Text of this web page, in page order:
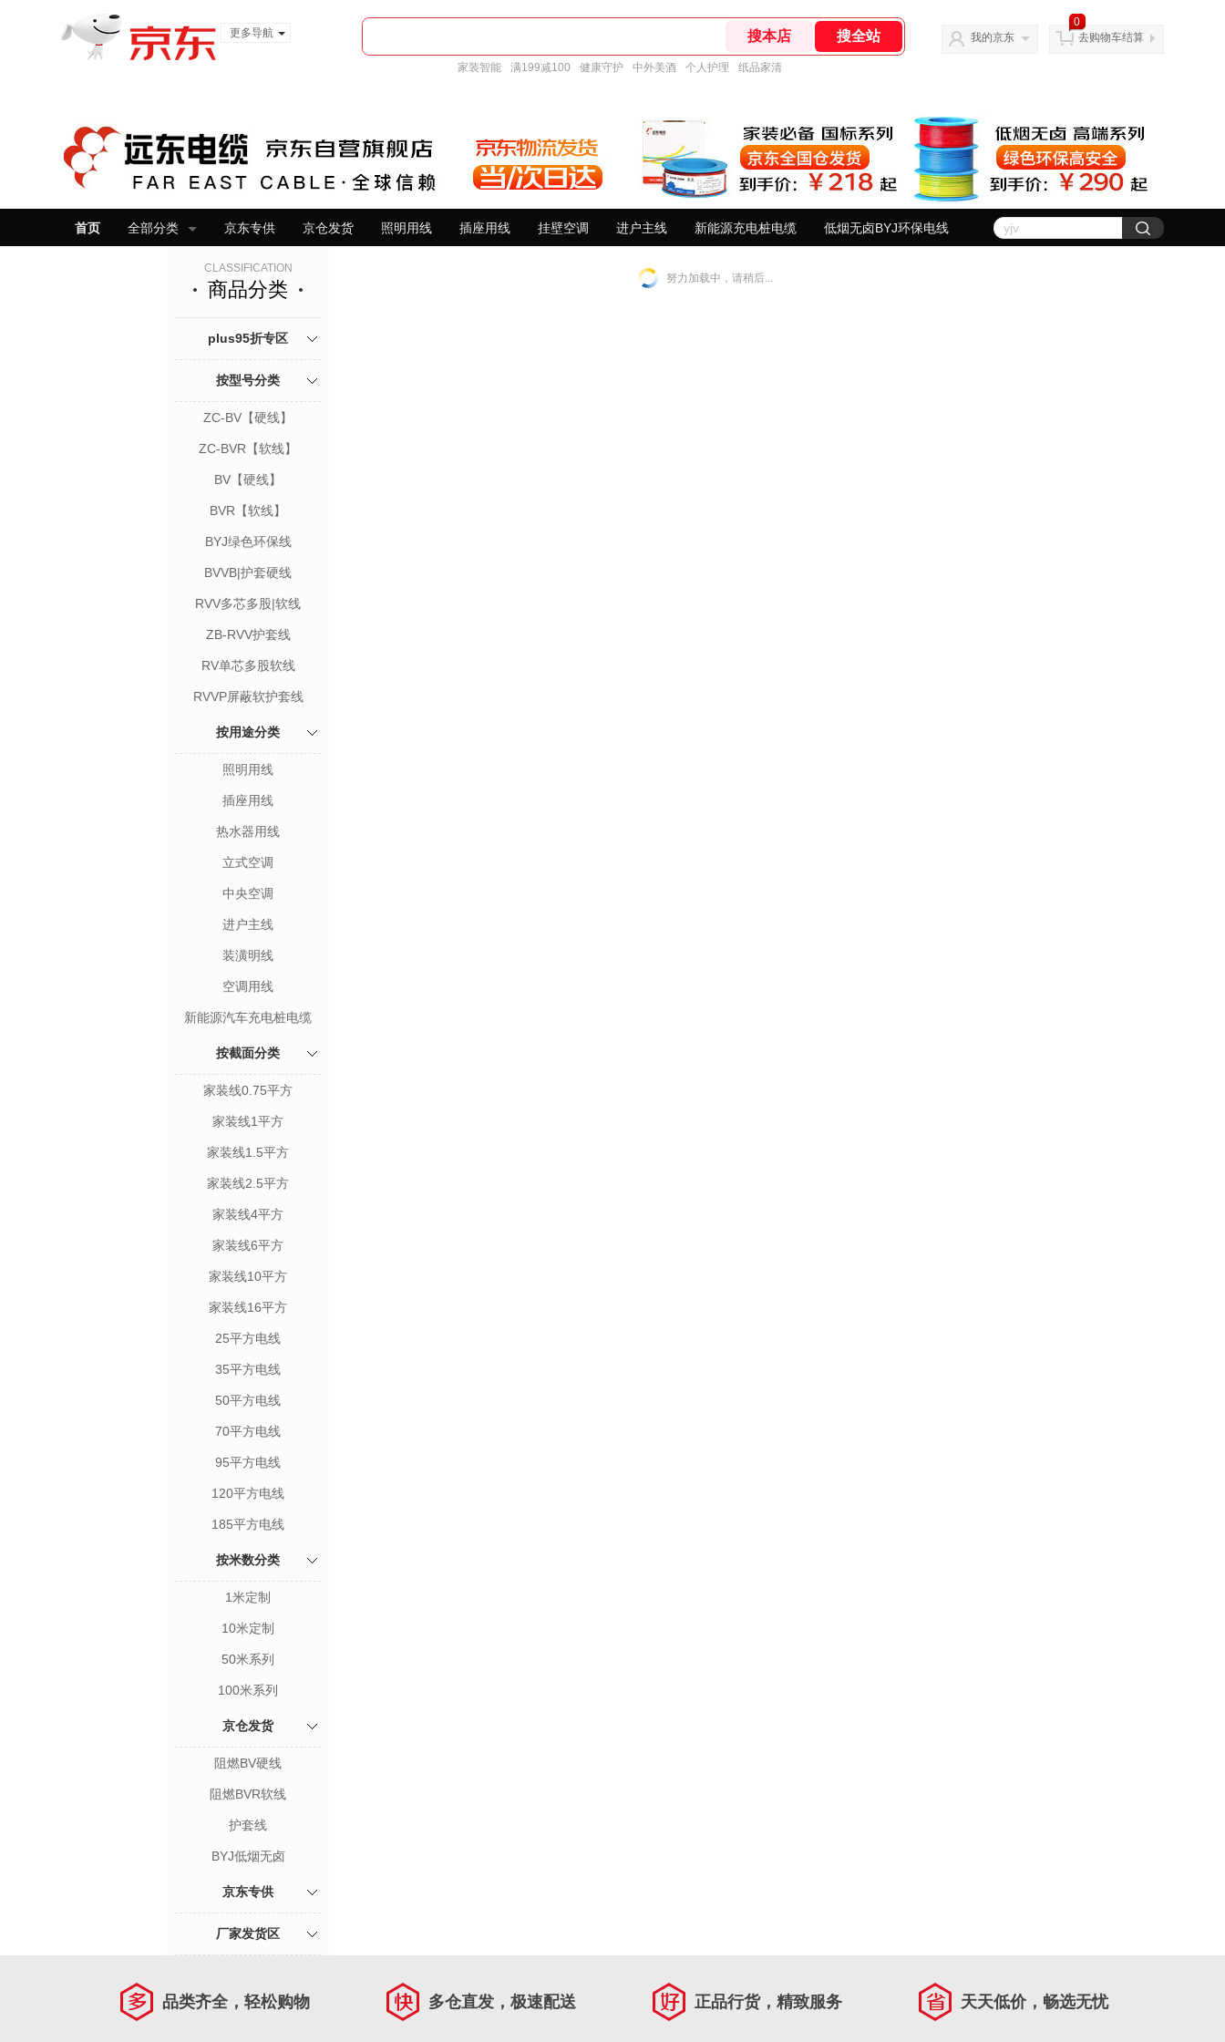
更多导航
家装智能 满199减100 健康守护 中外美酒 个人护理 纸品家清
我的京东
0
去购物车结算
首页 全部分类 京东专供 京仓发货 照明用线 插座用线 挂壁空调 进户主线 新能源充电桩电缆 低烟无卤BYJ环保电线
CLASSIFICATION
商品分类
plus95折专区
按型号分类
ZC-BV【硬线】
ZC-BVR【软线】
BV【硬线】
BVR【软线】
BYJ绿色环保线
BVVB|护套硬线
RVV多芯多股|软线
ZB-RVV护套线
RV单芯多股软线
RVVP屏蔽软护套线
按用途分类
照明用线
插座用线
热水器用线
立式空调
中央空调
进户主线
装潢明线
空调用线
新能源汽车充电桩电缆
按截面分类
家装线0.75平方
家装线1平方
家装线1.5平方
家装线2.5平方
家装线4平方
家装线6平方
家装线10平方
家装线16平方
25平方电线
35平方电线
50平方电线
70平方电线
95平方电线
120平方电线
185平方电线
按米数分类
1米定制
10米定制
50米系列
100米系列
京仓发货
阻燃BV硬线
阻燃BVR软线
护套线
BYJ低烟无卤
京东专供
厂家发货区
努力加载中，请稍后...
品类齐全，轻松购物 多仓直发，极速配送 正品行货，精致服务 天天低价，畅选无忧